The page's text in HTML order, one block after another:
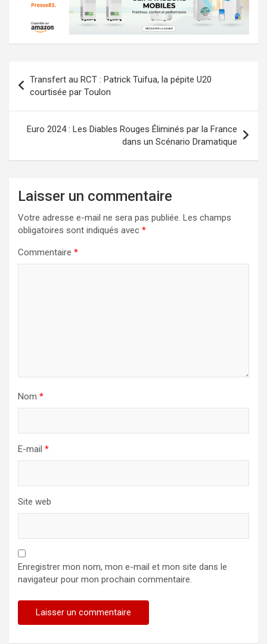
de
l’article
Transfert au RCT : Patrick Tuifua, la pépite U20
courtisée par Toulon
Euro 2024 : Les Diables Rouges Éliminés par la France
dans un Scénario Dramatique
Laisser un commentaire
Votre adresse e-mail ne sera pas publiée. Les champs
obligatoires sont indiqués avec *
Commentaire *
Nom *
E-mail *
Site web
Enregistrer mon nom, mon e-mail et mon site dans le
navigateur pour mon prochain commentaire.